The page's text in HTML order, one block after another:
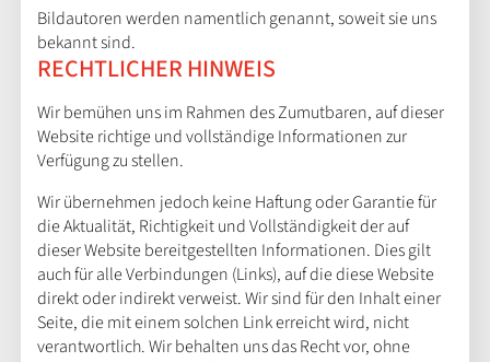
Bildautoren werden namentlich genannt, soweit sie uns
bekannt sind.
RECHTLICHER HINWEIS
Wir bemühen uns im Rahmen des Zumutbaren, auf dieser
Website richtige und vollständige Informationen zur
Verfügung zu stellen.
Wir übernehmen jedoch keine Haftung oder Garantie für
die Aktualität, Richtigkeit und Vollständigkeit der auf
dieser Website bereitgestellten Informationen. Dies gilt
auch für alle Verbindungen (Links), auf die diese Website
direkt oder indirekt verweist. Wir sind für den Inhalt einer
Seite, die mit einem solchen Link erreicht wird, nicht
verantwortlich. Wir behalten uns das Recht vor, ohne